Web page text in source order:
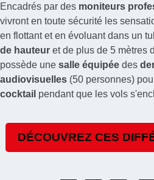
Encadrés par des moniteurs
vivront en toute sécurité les
en flottant et en évoluant dans un
de hauteur et de plus de 5 mètres
possède une salle équipée des
audiovisuelles (50 personnes)
cocktail pendant que les vols
DÉCOUVREZ CES